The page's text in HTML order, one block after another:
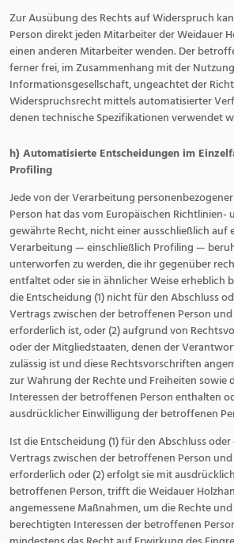
Zur Ausübung des Rechts auf Widerspruch
Person direkt jeden Mitarbeiter der Weidauer
einen anderen Mitarbeiter wenden. Der
ferner frei, im Zusammenhang mit der
Informationsgesellschaft, ungeachtet der
Widerspruchsrecht mittels automatisierter
denen technische Spezifikationen verwendet
h) Automatisierte Entscheidungen im
Profiling
Jede von der Verarbeitung
Person hat das vom Europäischen
gewährte Recht, nicht einer ausschließlich auf
Verarbeitung — einschließlich Profiling —
unterworfen zu werden, die ihr gegenüber
entfaltet oder sie in ähnlicher Weise erheblich
die Entscheidung (1) nicht für den Abschluss
Vertrags zwischen der betroffenen Person
erforderlich ist, oder (2) aufgrund von
oder der Mitgliedstaaten, denen der
zulässig ist und diese Rechtsvorschriften
zur Wahrung der Rechte und Freiheiten sowie
Interessen der betroffenen Person enthalten
ausdrücklicher Einwilligung der betroffenen
Ist die Entscheidung (1) für den Abschluss
Vertrags zwischen der betroffenen Person
erforderlich oder (2) erfolgt sie mit
betroffenen Person, trifft die Weidauer
angemessene Maßnahmen, um die Rechte
berechtigten Interessen der betroffenen